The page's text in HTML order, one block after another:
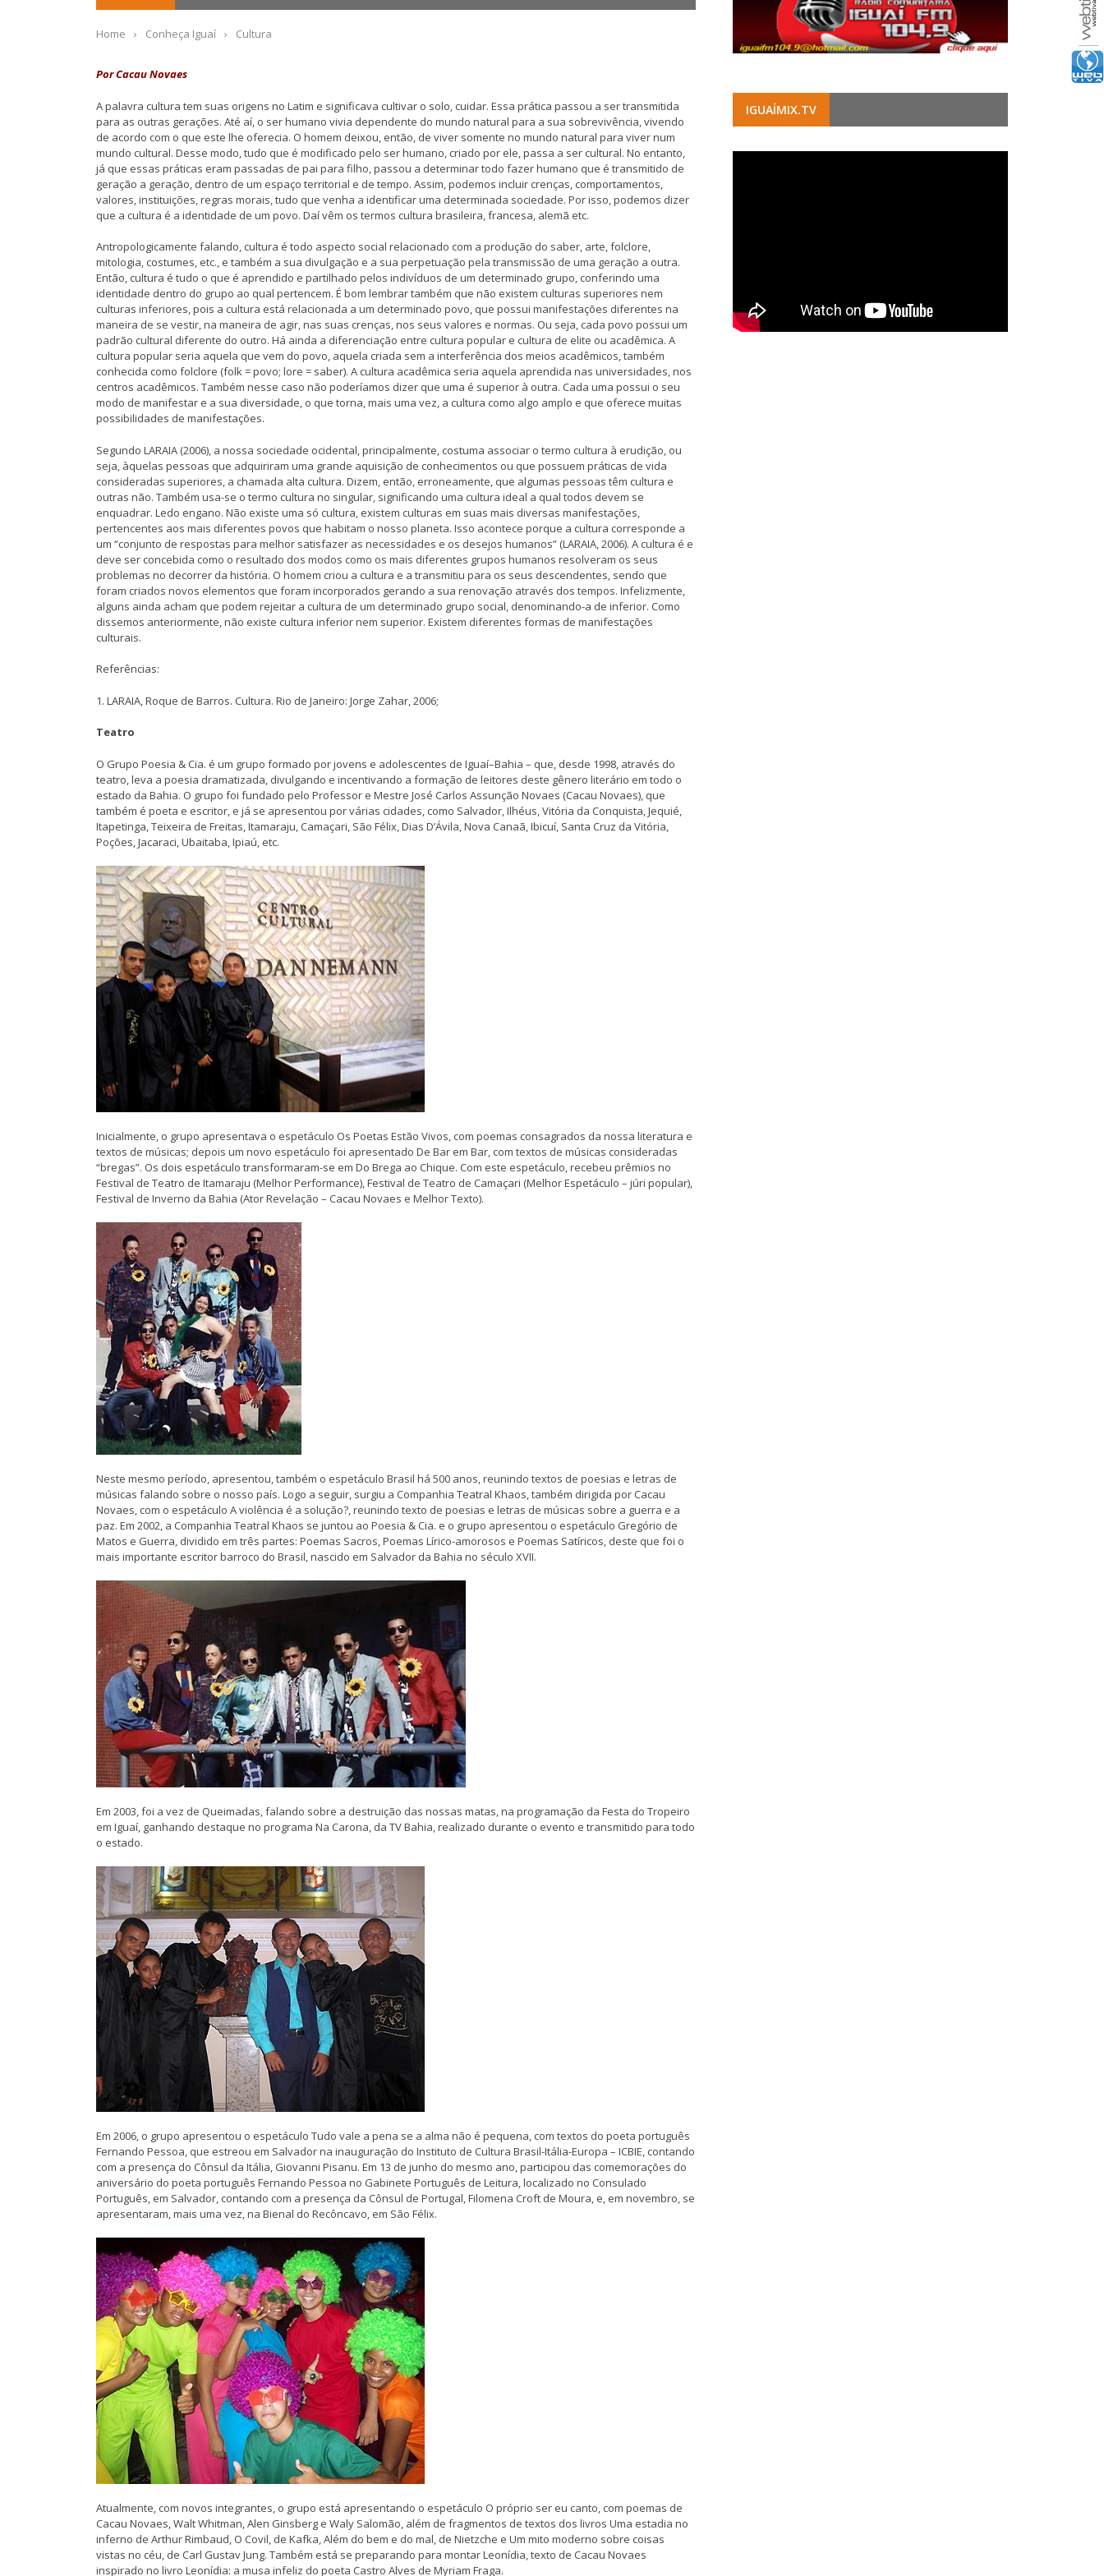
Home › Conheça Iguaí › Cultura
Por Cacau Novaes
A palavra cultura tem suas origens no Latim e significava cultivar o solo, cuidar. Essa prática passou a ser transmitida
para as outras gerações. Até aí, o ser humano vivia dependente do mundo natural para a sua sobrevivência, vivendo
de acordo com o que este lhe oferecia. O homem deixou, então, de viver somente no mundo natural para viver num
mundo cultural. Desse modo, tudo que é modificado pelo ser humano, criado por ele, passa a ser cultural. No entanto,
já que essas práticas eram passadas de pai para filho, passou a determinar todo fazer humano que é transmitido de
geração a geração, dentro de um espaço territorial e de tempo. Assim, podemos incluir crenças, comportamentos,
valores, instituições, regras morais, tudo que venha a identificar uma determinada sociedade. Por isso, podemos dizer
que a cultura é a identidade de um povo. Daí vêm os termos cultura brasileira, francesa, alemã etc.
Antropologicamente falando, cultura é todo aspecto social relacionado com a produção do saber, arte, folclore,
mitologia, costumes, etc., e também a sua divulgação e a sua perpetuação pela transmissão de uma geração a outra.
Então, cultura é tudo o que é aprendido e partilhado pelos indivíduos de um determinado grupo, conferindo uma
identidade dentro do grupo ao qual pertencem. É bom lembrar também que não existem culturas superiores nem
culturas inferiores, pois a cultura está relacionada a um determinado povo, que possui manifestações diferentes na
maneira de se vestir, na maneira de agir, nas suas crenças, nos seus valores e normas. Ou seja, cada povo possui um
padrão cultural diferente do outro. Há ainda a diferenciação entre cultura popular e cultura de elite ou acadêmica. A
cultura popular seria aquela que vem do povo, aquela criada sem a interferência dos meios acadêmicos, também
conhecida como folclore (folk = povo; lore = saber). A cultura acadêmica seria aquela aprendida nas universidades, nos
centros acadêmicos. Também nesse caso não poderíamos dizer que uma é superior à outra. Cada uma possui o seu
modo de manifestar e a sua diversidade, o que torna, mais uma vez, a cultura como algo amplo e que oferece muitas
possibilidades de manifestações.
Segundo LARAIA (2006), a nossa sociedade ocidental, principalmente, costuma associar o termo cultura à erudição, ou
seja, àquelas pessoas que adquiriram uma grande aquisição de conhecimentos ou que possuem práticas de vida
consideradas superiores, a chamada alta cultura. Dizem, então, erroneamente, que algumas pessoas têm cultura e
outras não. Também usa-se o termo cultura no singular, significando uma cultura ideal a qual todos devem se
enquadrar. Ledo engano. Não existe uma só cultura, existem culturas em suas mais diversas manifestações,
pertencentes aos mais diferentes povos que habitam o nosso planeta. Isso acontece porque a cultura corresponde a
um “conjunto de respostas para melhor satisfazer as necessidades e os desejos humanos” (LARAIA, 2006). A cultura é e
deve ser concebida como o resultado dos modos como os mais diferentes grupos humanos resolveram os seus
problemas no decorrer da história. O homem criou a cultura e a transmitiu para os seus descendentes, sendo que
foram criados novos elementos que foram incorporados gerando a sua renovação através dos tempos. Infelizmente,
alguns ainda acham que podem rejeitar a cultura de um determinado grupo social, denominando-a de inferior. Como
dissemos anteriormente, não existe cultura inferior nem superior. Existem diferentes formas de manifestações
culturais.
Referências:
1. LARAIA, Roque de Barros. Cultura. Rio de Janeiro: Jorge Zahar, 2006;
Teatro
O Grupo Poesia & Cia. é um grupo formado por jovens e adolescentes de Iguaí–Bahia – que, desde 1998, através do
teatro, leva a poesia dramatizada, divulgando e incentivando a formação de leitores deste gênero literário em todo o
estado da Bahia. O grupo foi fundado pelo Professor e Mestre José Carlos Assunção Novaes (Cacau Novaes), que
também é poeta e escritor, e já se apresentou por várias cidades, como Salvador, Ilhéus, Vitória da Conquista, Jequié,
Itapetinga, Teixeira de Freitas, Itamaraju, Camaçari, São Félix, Dias D’Ávila, Nova Canaã, Ibicuí, Santa Cruz da Vitória,
Poções, Jacaraci, Ubaitaba, Ipiaú, etc.
Inicialmente, o grupo apresentava o espetáculo Os Poetas Estão Vivos, com poemas consagrados da nossa literatura e
textos de músicas; depois um novo espetáculo foi apresentado De Bar em Bar, com textos de músicas consideradas
“bregas”. Os dois espetáculo transformaram-se em Do Brega ao Chique. Com este espetáculo, recebeu prêmios no
Festival de Teatro de Itamaraju (Melhor Performance), Festival de Teatro de Camaçari (Melhor Espetáculo – júri popular),
Festival de Inverno da Bahia (Ator Revelação – Cacau Novaes e Melhor Texto).
Neste mesmo período, apresentou, também o espetáculo Brasil há 500 anos, reunindo textos de poesias e letras de
músicas falando sobre o nosso país. Logo a seguir, surgiu a Companhia Teatral Khaos, também dirigida por Cacau
Novaes, com o espetáculo A violência é a solução?, reunindo texto de poesias e letras de músicas sobre a guerra e a
paz. Em 2002, a Companhia Teatral Khaos se juntou ao Poesia & Cia. e o grupo apresentou o espetáculo Gregório de
Matos e Guerra, dividido em três partes: Poemas Sacros, Poemas Lírico-amorosos e Poemas Satíricos, deste que foi o
mais importante escritor barroco do Brasil, nascido em Salvador da Bahia no século XVII.
Em 2003, foi a vez de Queimadas, falando sobre a destruição das nossas matas, na programação da Festa do Tropeiro
em Iguaí, ganhando destaque no programa Na Carona, da TV Bahia, realizado durante o evento e transmitido para todo
o estado.
Em 2006, o grupo apresentou o espetáculo Tudo vale a pena se a alma não é pequena, com textos do poeta português
Fernando Pessoa, que estreou em Salvador na inauguração do Instituto de Cultura Brasil-Itália-Europa – ICBIE, contando
com a presença do Cônsul da Itália, Giovanni Pisanu. Em 13 de junho do mesmo ano, participou das comemorações do
aniversário do poeta português Fernando Pessoa no Gabinete Português de Leitura, localizado no Consulado
Português, em Salvador, contando com a presença da Cônsul de Portugal, Filomena Croft de Moura, e, em novembro, se
apresentaram, mais uma vez, na Bienal do Recôncavo, em São Félix.
Atualmente, com novos integrantes, o grupo está apresentando o espetáculo O próprio ser eu canto, com poemas de
Cacau Novaes, Walt Whitman, Alen Ginsberg e Waly Salomão, além de fragmentos de textos dos livros Uma estadia no
inferno de Arthur Rimbaud, O Covil, de Kafka, Além do bem e do mal, de Nietzche e Um mito moderno sobre coisas
vistas no céu, de Carl Gustav Jung. Também está se preparando para montar Leonídia, texto de Cacau Novaes
inspirado no livro Leonídia: a musa infeliz do poeta Castro Alves de Myriam Fraga.
IGUAÍMIX.TV